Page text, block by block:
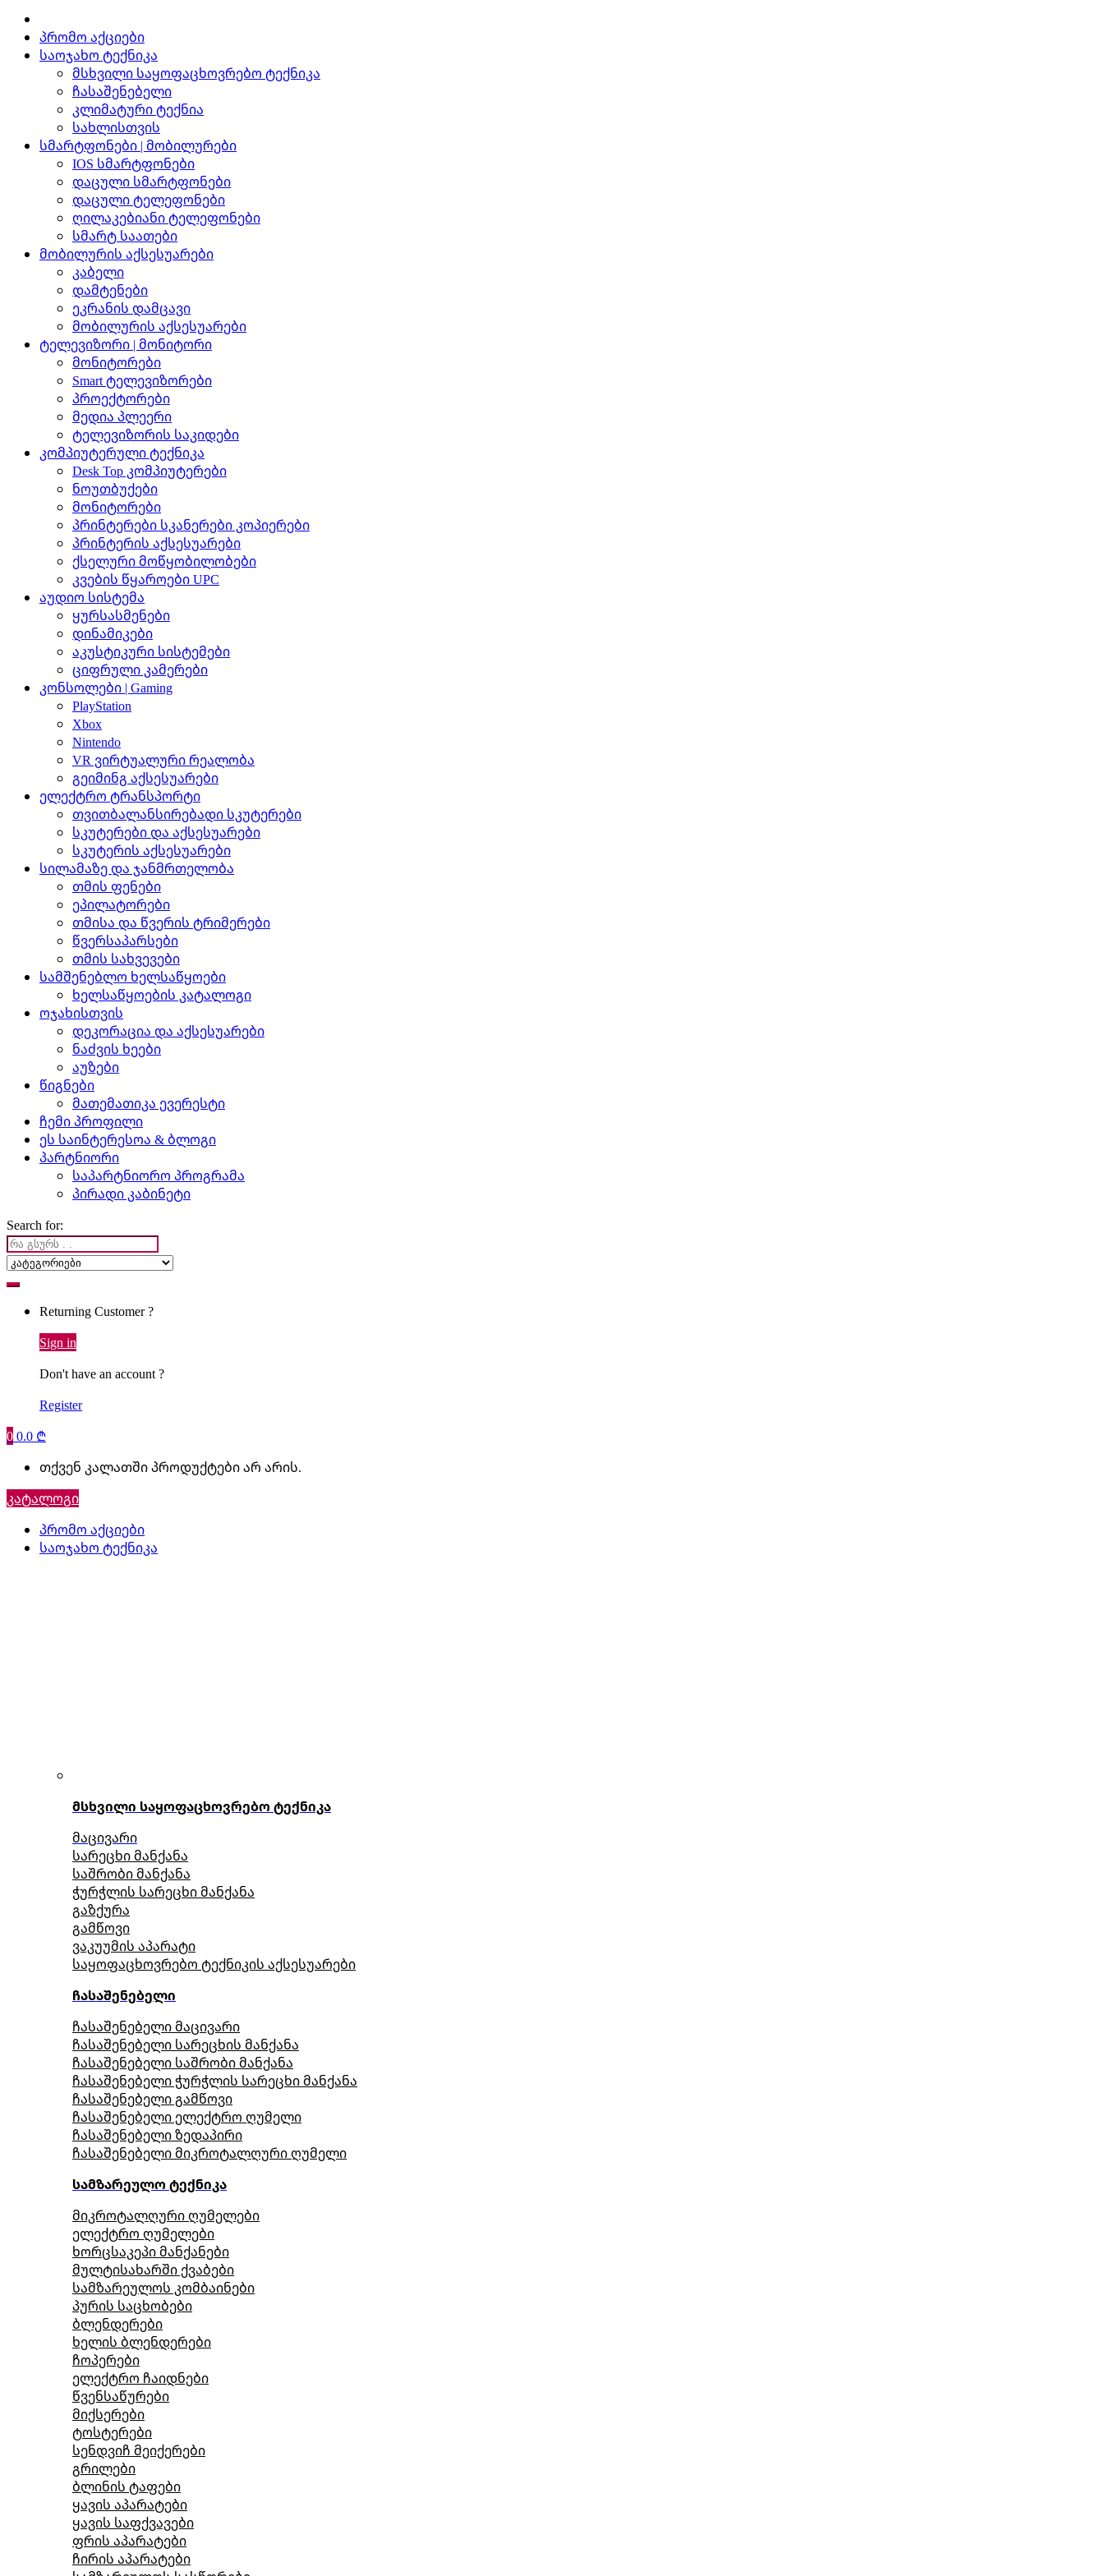
პრომო აქციები
საოჯახო ტექნიკა
მსხვილი საყოფაცხოვრებო ტექნიკა
ჩასაშენებელი
კლიმატური ტექნია
სახლისთვის
სმარტფონები | მობილურები
IOS სმარტფონები
დაცული სმარტფონები
დაცული ტელეფონები
ღილაკებიანი ტელეფონები
სმარტ საათები
მობილურის აქსესუარები
კაბელი
დამტენები
ეკრანის დამცავი
მობილურის აქსესუარები
ტელევიზორი | მონიტორი
მონიტორები
Smart ტელევიზორები
პროექტორები
მედია პლეერი
ტელევიზორის საკიდები
კომპიუტერული ტექნიკა
Desk Top კომპიუტერები
ნოუთბუქები
მონიტორები
პრინტერები სკანერები კოპიერები
პრინტერის აქსესუარები
ქსელური მოწყობილობები
კვების წყაროები UPC
აუდიო სისტემა
ყურსასმენები
დინამიკები
აკუსტიკური სისტემები
ციფრული კამერები
კონსოლები | Gaming
PlayStation
Xbox
Nintendo
VR ვირტუალური რეალობა
გეიმინგ აქსესუარები
ელექტრო ტრანსპორტი
თვითბალანსირებადი სკუტერები
სკუტერები და აქსესუარები
სკუტერის აქსესუარები
სილამაზე და ჯანმრთელობა
თმის ფენები
ეპილატორები
თმისა და წვერის ტრიმერები
წვერსაპარსები
თმის სახვევები
სამშენებლო ხელსაწყოები
ხელსაწყოების კატალოგი
ოჯახისთვის
დეკორაცია და აქსესუარები
ნაძვის ხეები
აუზები
წიგნები
მათემათიკა ევერესტი
ჩემი პროფილი
ეს საინტერესოა & ბლოგი
პარტნიორი
საპარტნიორო პროგრამა
პირადი კაბინეტი
Search for:
Returning Customer ?
Sign in
Don't have an account ?
Register
00.0 ₾
თქვენ კალათში პროდუქტები არ არის.
კატალოგი
პრომო აქციები
საოჯახო ტექნიკა
მსხვილი საყოფაცხოვრებო ტექნიკა
მაცივარი
სარეცხი მანქანა
საშრობი მანქანა
ჭურჭლის სარეცხი მანქანა
გაზქურა
გამწოვი
ვაკუუმის აპარატი
საყოფაცხოვრებო ტექნიკის აქსესუარები
ჩასაშენებელი
ჩასაშენებელი მაცივარი
ჩასაშენებელი სარეცხის მანქანა
ჩასაშენებელი საშრობი მანქანა
ჩასაშენებელი ჭურჭლის სარეცხი მანქანა
ჩასაშენებელი გამწოვი
ჩასაშენებელი ელექტრო ღუმელი
ჩასაშენებელი ზედაპირი
ჩასაშენებელი მიკროტალღური ღუმელი
სამზარეულო ტექნიკა
მიკროტალღური ღუმელები
ელექტრო ღუმელები
ხორცსაკეპი მანქანები
მულტისახარში ქვაბები
სამზარეულოს კომბაინები
პურის საცხობები
ბლენდერები
ხელის ბლენდერები
ჩოპერები
ელექტრო ჩაიდნები
წვენსაწურები
მიქსერები
ტოსტერები
სენდვიჩ მეიქერები
გრილები
ბლინის ტაფები
ყავის აპარატები
ყავის საფქვავები
ფრის აპარატები
ჩირის აპარატები